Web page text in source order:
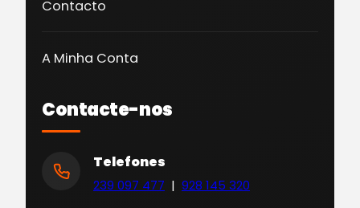
Contacto
A Minha Conta
Contacte-nos
Telefones
239 097 477 | 928 145 320